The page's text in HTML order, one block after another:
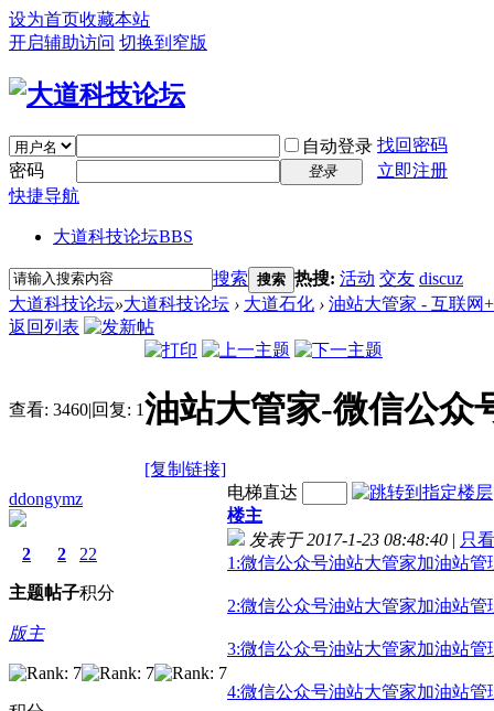
设为首页收藏本站
开启辅助访问 切换到窄版
自动登录 找回密码
密码
登录
立即注册
快捷导航
大道科技论坛BBS
搜索 搜索 热搜: 活动 交友 discuz
大道科技论坛»大道科技论坛 › 大道石化 › 油站大管家 - 互联网
返回列表
查看: 3460|回复: 1油站大管家-微信公众
[复制链接]
ddongymz
2
主题
2
帖子
22
积分
版主
电梯直达
楼主
发表于 2017-1-23 08:48:40 | 只
1:微信公众号油站大管家加油站
2:微信公众号油站大管家加油站
3:微信公众号油站大管家加油站
4:微信公众号油站大管家加油站